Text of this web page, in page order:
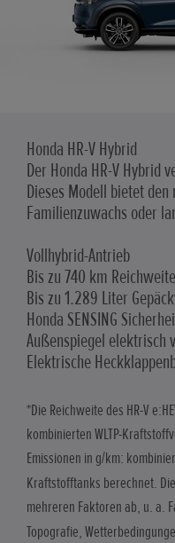
Honda HR-V Hybrid
Der Honda HR-V Hybrid
Dieses Modell bietet
Familienzuwachs oder
Vollhybrid-Antrieb
Bis zu 740 km Reichweite
Bis zu 1.289 Liter
Honda SENSING
Außenspiegel elektrisch
Elektrische
*Die Reichweite des HR-V
kombinierten WLTP-
Emissionen in g/km:
Kraftstofftanks berechnet.
mehreren Faktoren ab, u. a.
Topografie,